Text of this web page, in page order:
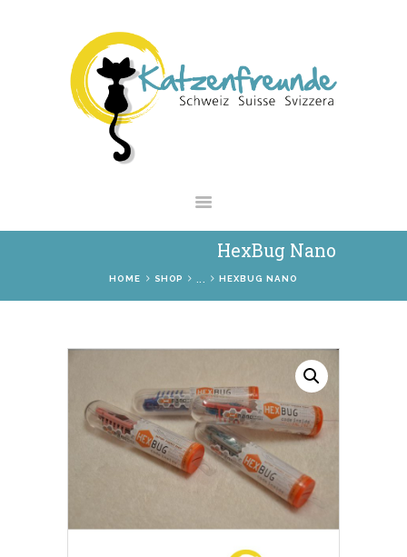
HexBug Nano
HOME SHOP HEXBUG NANO
NEWS
VERMITTLUNG
INTERESSANTES
SHOP